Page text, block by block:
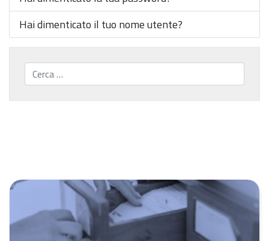
Hai dimenticato il tuo nome utente?
Cerca...